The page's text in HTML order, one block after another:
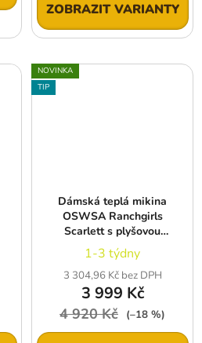
ZOBRAZIT VARIANTY
NOVINKA
TIP
Dámská teplá mikina
OSWSA Ranchgirls
Scarlett s plyšovou
podšívkou, hnědá
1-3 týdny
3 304,96 Kč bez DPH
3 999 Kč
4 920 Kč (–18 %)